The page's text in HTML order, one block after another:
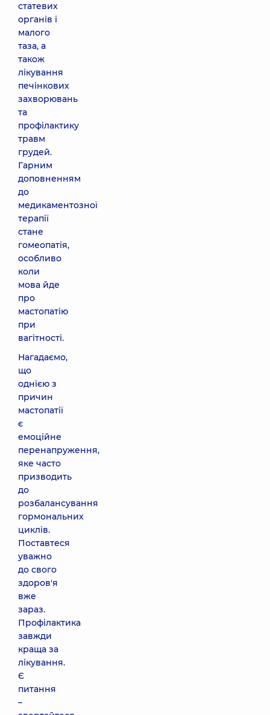
статевих
органів і
малого
таза, а
також
лікування
печінкових
захворювань
та
профілактику
травм
грудей.
Гарним
доповненням
до
медикаментозної
терапії
стане
гомеопатія,
особливо
коли
мова йде
про
мастопатію
при
вагітності.
Нагадаємо,
що
однією з
причин
мастопатії
є
емоційне
перенапруження,
яке часто
призводить
до
розбалансування
гормональних
циклів.
Поставтеся
уважно
до свого
здоров'я
вже
зараз.
Профілактика
завжди
краща за
лікування.
Є
питання
–